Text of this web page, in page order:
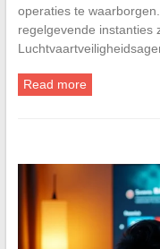
operaties te
regelgevende instanties
Read more